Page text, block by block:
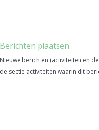
Berichten plaatsen
Nieuwe berichten (activiteiten en
de sectie activiteiten waarin dit